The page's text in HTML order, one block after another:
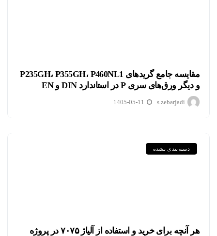
مقایسه جامع گریدهای P235GH، P355GH، P460NL1
و دیگر ورق‌های سری P در استاندارد DIN و EN
s.zebarjadi
1405-05-11
دسته‌بندی نشده
هر آنچه برای خرید و استفاده از آلیاژ ۷۰۷۵ در پروژه